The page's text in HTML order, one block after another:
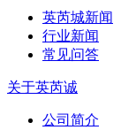
英芮城新闻
行业新闻
常见问答
关于英芮诚
公司简介